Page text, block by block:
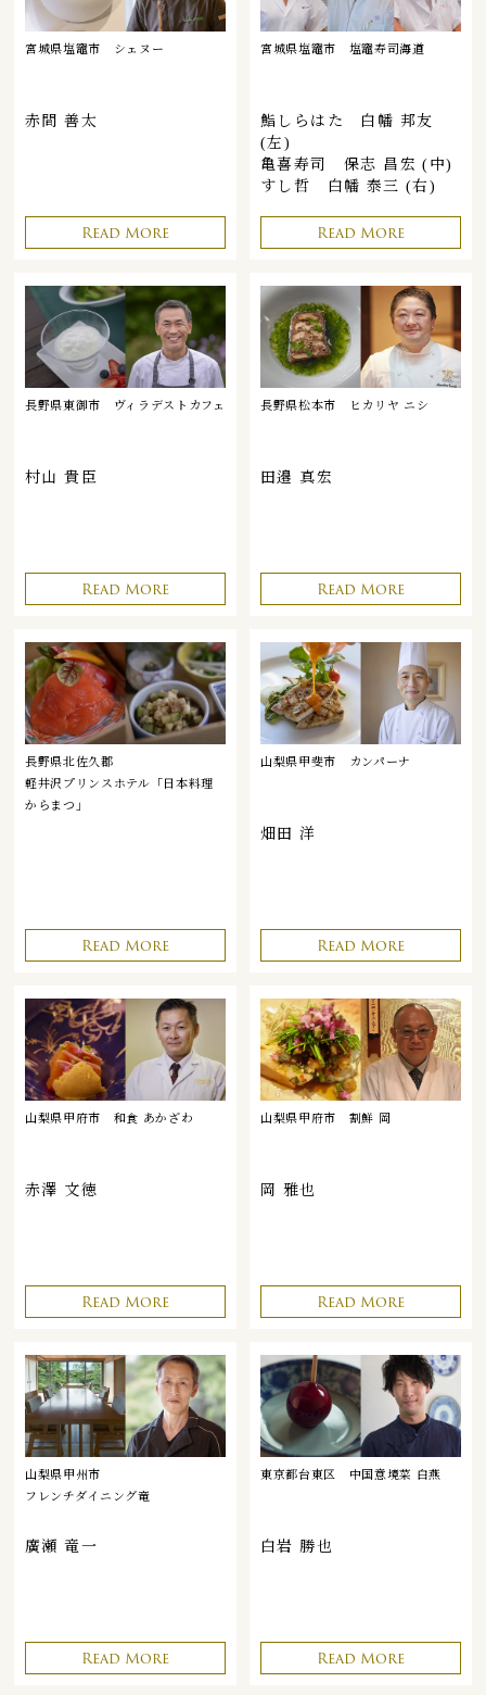
宮城県塩竈市 シェヌー
赤間 善太
Read More
宮城県塩竈市 塩竈寿司海道
鮨しらはた 白幡 邦友
(左)
亀喜寿司 保志 昌宏 (中)
すし哲 白幡 泰三 (右)
Read More
長野県東御市 ヴィラデストカフェ
村山 貴臣
Read More
長野県松本市 ヒカリヤ ニシ
田邉 真宏
Read More
長野県北佐久郡
軽井沢プリンスホテル「日本料理
からまつ」
Read More
山梨県甲斐市 カンパーナ
畑田 洋
Read More
山梨県甲府市 和食 あかざわ
赤澤 文徳
Read More
山梨県甲府市 割鮮 岡
岡 雅也
Read More
山梨県甲州市
フレンチダイニング竜
廣瀬 竜一
Read More
東京都台東区 中国意境菜 白燕
白岩 勝也
Read More